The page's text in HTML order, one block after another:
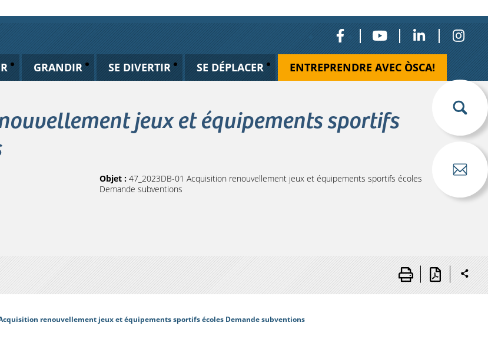
GRANDIR SE DIVERTIR SE DÉPLACER ENTREPRENDRE AVEC ÒSCA!
jeux et équipements sportifs
Objet : 47_2023DB-01 Acquisition renouvellement jeux et équipements sportifs écoles
Demande subventions
Acquisition renouvellement jeux et équipements sportifs écoles Demande subventions